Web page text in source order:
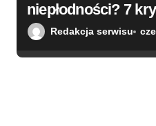
niepłodności? 7
naprawdę mają
Redakcja serwisu